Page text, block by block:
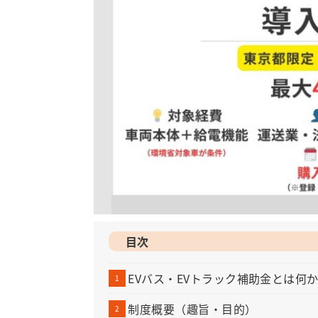
目次
EVバス・EVトラック補助金とは何か
制度概要（趣旨・目的）